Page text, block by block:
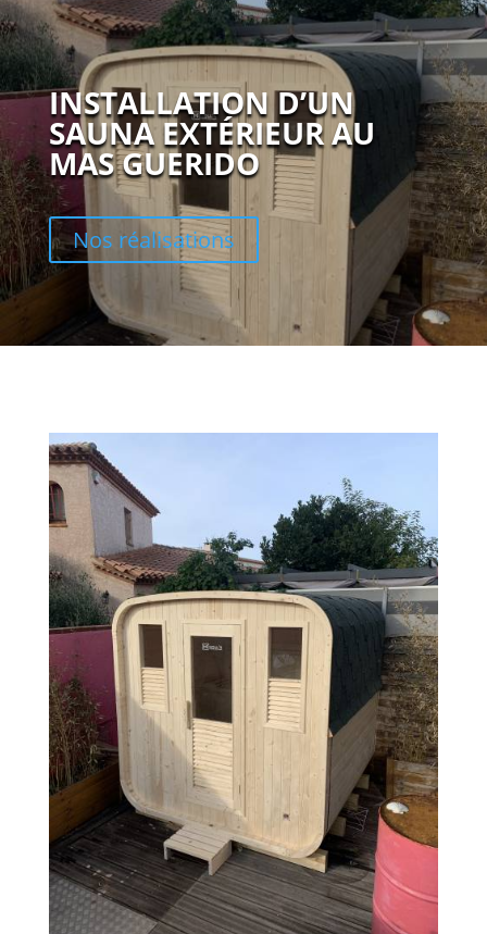
INSTALLATION D’UN
SAUNA EXTÉRIEUR AU
MAS GUERIDO
Nos réalisations